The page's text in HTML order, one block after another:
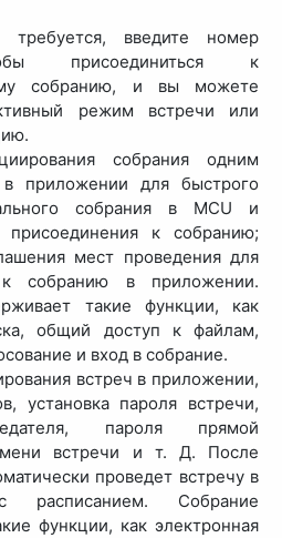
требуется, введите номер
присоединиться к
собранию, и вы можете
режим встречи или
собрания одним
приложении для быстрого
собрания в MCU и
присоединения к собранию;
мест проведения для
к собранию в приложении.
такие функции, как
общий доступ к файлам,
и вход в собрание.
встреч в приложении,
установка пароля встречи,
пароля прямой
встречи и т. Д. После
проведет встречу в
расписанием. Собрание
функции, как электронная